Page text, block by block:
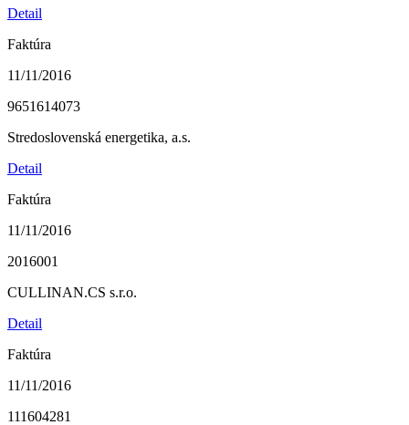
Detail
Faktúra
11/11/2016
9651614073
Stredoslovenská energetika, a.s.
Detail
Faktúra
11/11/2016
2016001
CULLINAN.CS s.r.o.
Detail
Faktúra
11/11/2016
111604281